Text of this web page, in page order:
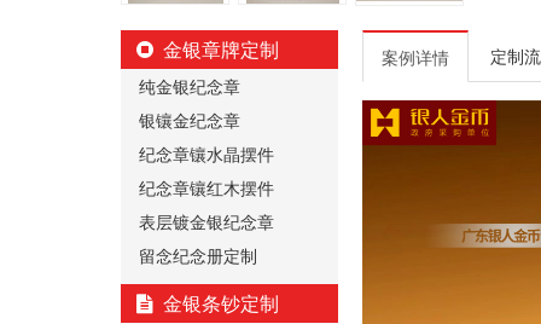
金银章牌定制
纯金银纪念章
银镶金纪念章
纪念章镶水晶摆件
纪念章镶红木摆件
表层镀金银纪念章
留念纪念册定制
金银条钞定制
案例详情 定制